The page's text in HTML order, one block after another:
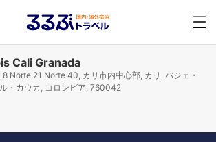
Cali Granada
8 Norte 21 Norte 40, カリ市内中心部, カリ, バジェ・
・カウカ, コロンビア, 760042